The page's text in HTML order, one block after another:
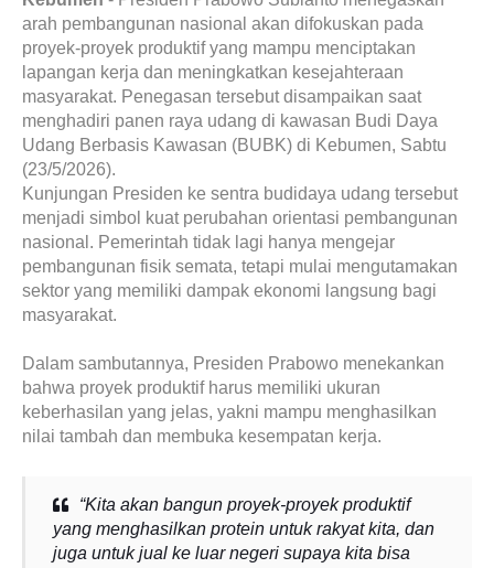
arah pembangunan nasional akan difokuskan pada
proyek-proyek produktif yang mampu menciptakan
lapangan kerja dan meningkatkan kesejahteraan
masyarakat. Penegasan tersebut disampaikan saat
menghadiri panen raya udang di kawasan Budi Daya
Udang Berbasis Kawasan (BUBK) di Kebumen, Sabtu
(23/5/2026).
Kunjungan Presiden ke sentra budidaya udang tersebut
menjadi simbol kuat perubahan orientasi pembangunan
nasional. Pemerintah tidak lagi hanya mengejar
pembangunan fisik semata, tetapi mulai mengutamakan
sektor yang memiliki dampak ekonomi langsung bagi
masyarakat.
Dalam sambutannya, Presiden Prabowo menekankan
bahwa proyek produktif harus memiliki ukuran
keberhasilan yang jelas, yakni mampu menghasilkan
nilai tambah dan membuka kesempatan kerja.
“Kita akan bangun proyek-proyek produktif
yang menghasilkan protein untuk rakyat kita, dan
juga untuk jual ke luar negeri supaya kita bisa